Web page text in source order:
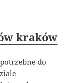
kraków
do